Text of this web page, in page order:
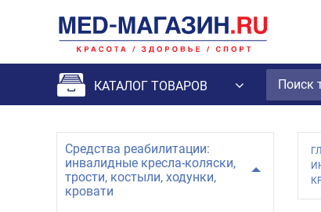
КАТАЛОГ ТОВАРОВ
Средства реабилитации:
инвалидные кресла-коляски,
трости, костыли, ходунки,
кровати